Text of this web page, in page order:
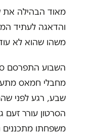
מאוד הבהילה את
והדאגה לעתיד
משהו שהוא לא
השבוע התפרסם
מחבלי חמאס
שבע, רגע לפני
הסרטון עורר זעם
משפחתו